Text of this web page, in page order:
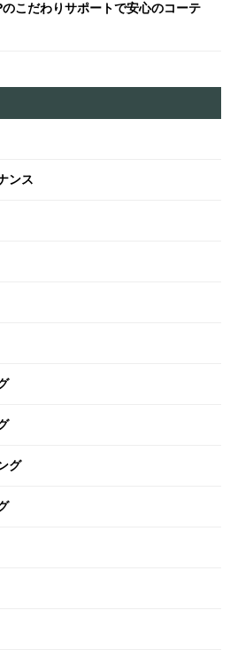
こだわりサポートで安心のコーテ
ンス
グ